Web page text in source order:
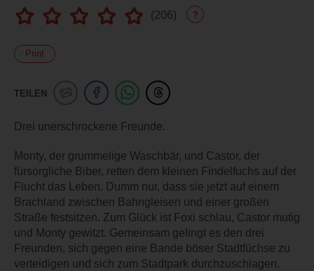
(206) ?
Print
TEILEN
Drei unerschrockene Freunde.
Monty, der grummelige Waschbär, und Castor, der
fürsorgliche Biber, retten dem kleinen Findelfuchs auf der
Flucht das Leben. Dumm nur, dass sie jetzt auf einem
Brachland zwischen Bahngleisen und einer großen
Straße festsitzen. Zum Glück ist Foxi schlau, Castor mutig
und Monty gewitzt. Gemeinsam gelingt es den drei
Freunden, sich gegen eine Bande böser Stadtfüchse zu
verteidigen und sich zum Stadtpark durchzuschlagen.